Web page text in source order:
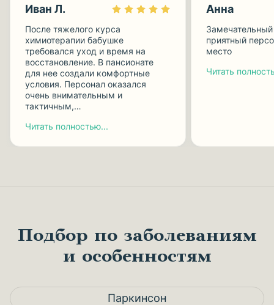
Иван Л.
После тяжелого курса
химиотерапии бабушке
требовался уход и время на
восстановление. В пансионате
для нее создали комфортные
условия. Персонал оказался
очень внимательным и
тактичным,…
Читать полностью...
Анна
Замечательный
приятный
место
Читать
Подбор по заболеваниям
и особенностям
Паркинсон